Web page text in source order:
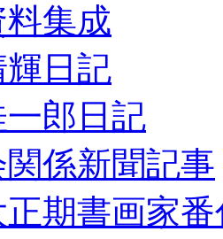
集成
日記
郎日記
関係新聞記事
正期書画家